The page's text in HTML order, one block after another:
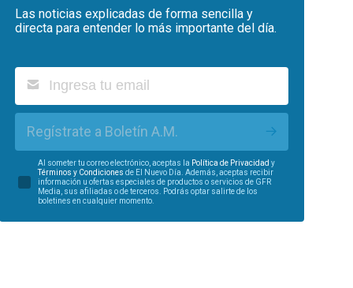
Las noticias explicadas de forma sencilla y
directa para entender lo más importante del día.
Regístrate a Boletín A.M.
Al someter tu correo electrónico, aceptas la Política de Privacidad y
Términos y Condiciones de El Nuevo Día. Además, aceptas recibir
información u ofertas especiales de productos o servicios de GFR
Media, sus afiliadas o de terceros. Podrás optar salirte de los
boletines en cualquier momento.